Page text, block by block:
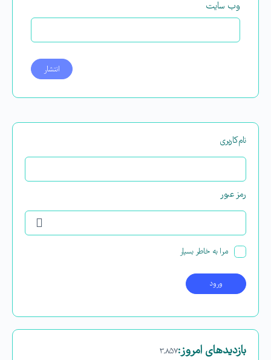
وب‌ سایت
نام‌کاربری
رمز عبور
مرا به خاطر بسپار
بازدیدهای امروز:۳,۸۵۷